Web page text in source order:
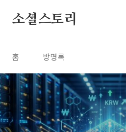
소셜스토리
홈 방명록